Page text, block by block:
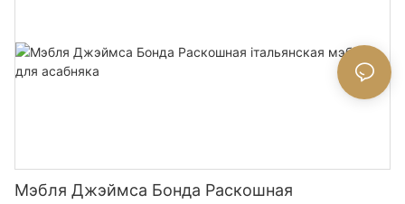
Мэбля Джэймса Бонда Раскошная